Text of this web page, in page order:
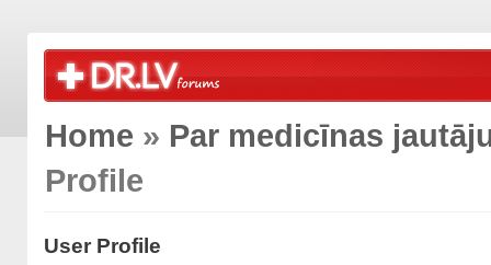
Home » Par medicīnas
Profile
User Profile